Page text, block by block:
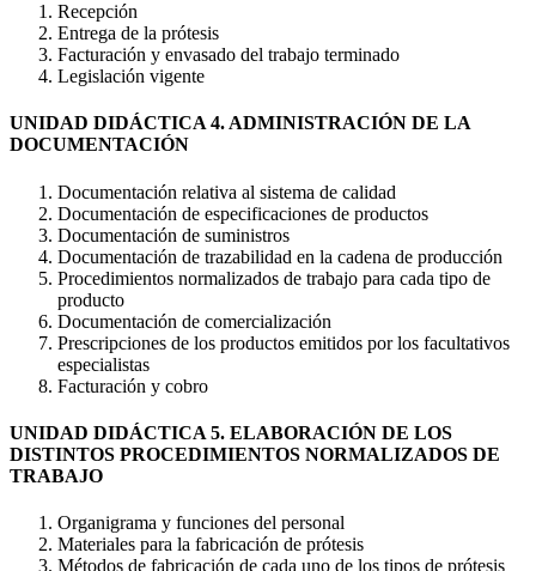
Recepción
Entrega de la prótesis
Facturación y envasado del trabajo terminado
Legislación vigente
UNIDAD DIDÁCTICA 4. ADMINISTRACIÓN DE LA
DOCUMENTACIÓN
Documentación relativa al sistema de calidad
Documentación de especificaciones de productos
Documentación de suministros
Documentación de trazabilidad en la cadena de producción
Procedimientos normalizados de trabajo para cada tipo de
producto
Documentación de comercialización
Prescripciones de los productos emitidos por los facultativos
especialistas
Facturación y cobro
UNIDAD DIDÁCTICA 5. ELABORACIÓN DE LOS
DISTINTOS PROCEDIMIENTOS NORMALIZADOS DE
TRABAJO
Organigrama y funciones del personal
Materiales para la fabricación de prótesis
Métodos de fabricación de cada uno de los tipos de prótesis